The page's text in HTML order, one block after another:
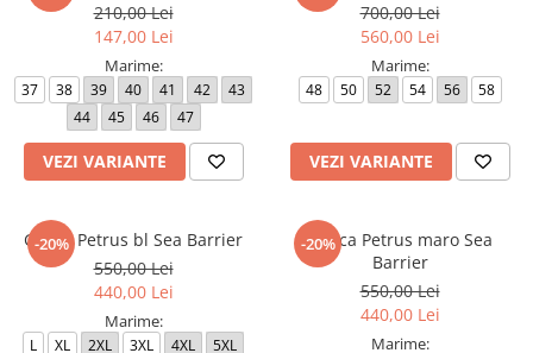
210,00 Lei
147,00 Lei
Marime:
37 38 39 40 41 42
43
44
45 46 47
VEZI VARIANTE
700,00 Lei
560,00 Lei
Marime:
48 50 52 54 56 58
VEZI VARIANTE
-20%
Geaca Petrus bl Sea Barrier
550,00 Lei
440,00 Lei
Marime:
L XL 2XL 3XL 4XL
5XL
-20%
Geaca Petrus maro Sea
Barrier
550,00 Lei
440,00 Lei
Marime: